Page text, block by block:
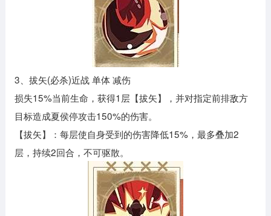
3、拔矢(必杀)近战 单体 减伤
损失15%当前生命，获得1层【拔矢】，并对指定前排敌方
目标造成夏侯停攻击150%的伤害。
【拔矢】：每层使自身受到的伤害降低15%，最多叠加2
层，持续2回合，不可驱散。